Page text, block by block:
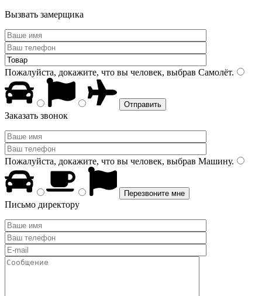
Вызвать замерщика
Пожалуйста, докажите, что вы человек, выбрав Самолёт.
Заказать звонок
Пожалуйста, докажите, что вы человек, выбрав Машину.
Письмо директору